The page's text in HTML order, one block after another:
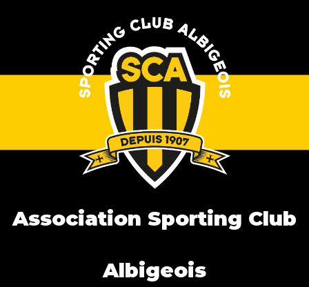
Association Sporting Club
Albigeois